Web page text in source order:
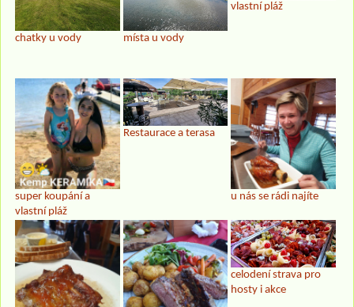
chatky u vody místa u vody
vlastní pláž
super koupání a
vlastní pláž
Restaurace a terasa
u nás se rádi najíte
celodení strava pro
hosty i akce